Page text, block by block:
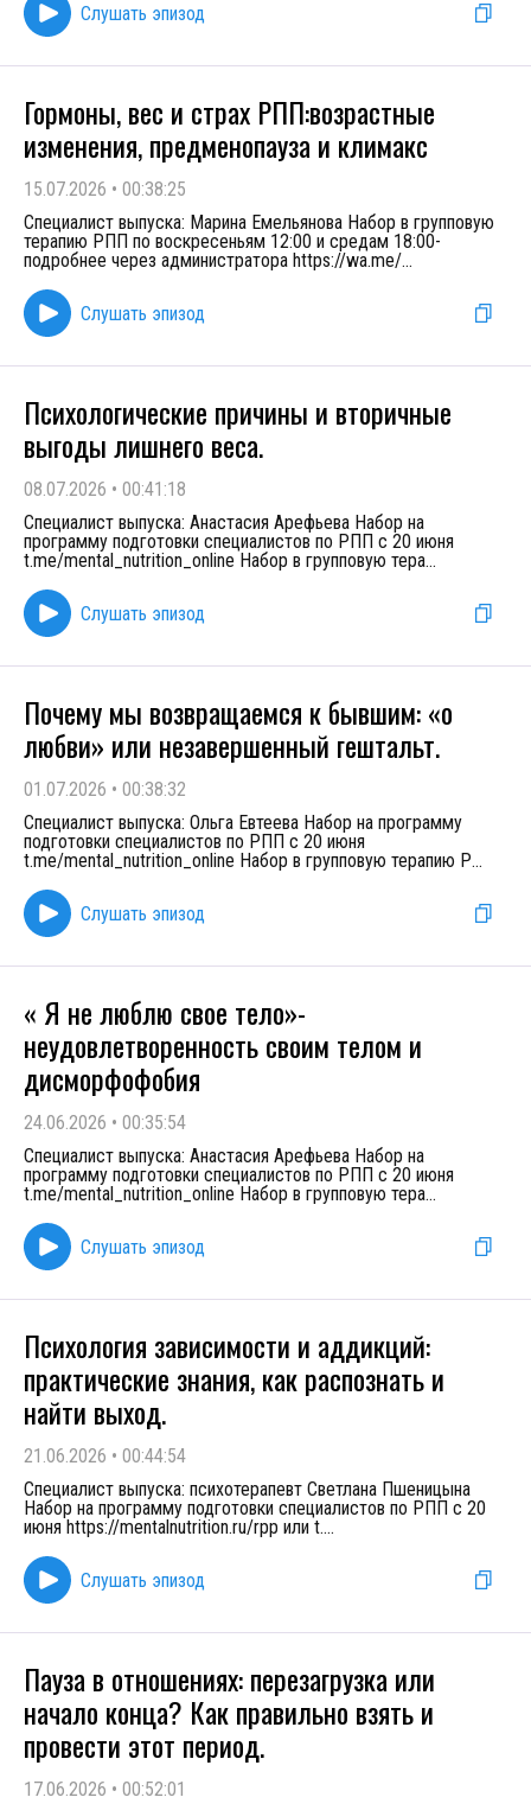
Слушать эпизод
Гормоны, вес и страх РПП:возрастные
изменения, предменопауза и климакс
15.07.2026 • 00:38:25
Специалист выпуска: Марина Емельянова Набор в групповую
терапию РПП по воскресеньям 12:00 и средам 18:00-
подробнее через администратора https://wa.me/...
Слушать эпизод
Психологические причины и вторичные
выгоды лишнего веса.
08.07.2026 • 00:41:18
Специалист выпуска: Анастасия Арефьева Набор на
программу подготовки специалистов по РПП с 20 июня
t.me/mental_nutrition_online Набор в групповую тера...
Слушать эпизод
Почему мы возвращаемся к бывшим: «о
любви» или незавершенный гештальт.
01.07.2026 • 00:38:32
Специалист выпуска: Ольга Евтеева Набор на программу
подготовки специалистов по РПП с 20 июня
t.me/mental_nutrition_online Набор в групповую терапию Р...
Слушать эпизод
« Я не люблю свое тело»-
неудовлетворенность своим телом и
дисморфофобия
24.06.2026 • 00:35:54
Специалист выпуска: Анастасия Арефьева Набор на
программу подготовки специалистов по РПП с 20 июня
t.me/mental_nutrition_online Набор в групповую тера...
Слушать эпизод
Психология зависимости и аддикций:
практические знания, как распознать и
найти выход.
21.06.2026 • 00:44:54
Специалист выпуска: психотерапевт Светлана Пшеницына
Набор на программу подготовки специалистов по РПП с 20
июня https://mentalnutrition.ru/rpp или t....
Слушать эпизод
Пауза в отношениях: перезагрузка или
начало конца? Как правильно взять и
провести этот период.
17.06.2026 • 00:52:01